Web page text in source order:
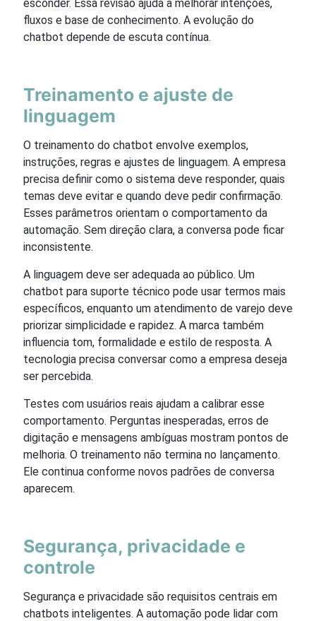
esconder. Essa revisão ajuda a melhorar intenções,
fluxos e base de conhecimento. A evolução do
chatbot depende de escuta contínua.
Treinamento e ajuste de
linguagem
O treinamento do chatbot envolve exemplos,
instruções, regras e ajustes de linguagem. A empresa
precisa definir como o sistema deve responder, quais
temas deve evitar e quando deve pedir confirmação.
Esses parâmetros orientam o comportamento da
automação. Sem direção clara, a conversa pode ficar
inconsistente.
A linguagem deve ser adequada ao público. Um
chatbot para suporte técnico pode usar termos mais
específicos, enquanto um atendimento de varejo deve
priorizar simplicidade e rapidez. A marca também
influencia tom, formalidade e estilo de resposta. A
tecnologia precisa conversar como a empresa deseja
ser percebida.
Testes com usuários reais ajudam a calibrar esse
comportamento. Perguntas inesperadas, erros de
digitação e mensagens ambíguas mostram pontos de
melhoria. O treinamento não termina no lançamento.
Ele continua conforme novos padrões de conversa
aparecem.
Segurança, privacidade e
controle
Segurança e privacidade são requisitos centrais em
chatbots inteligentes. A automação pode lidar com